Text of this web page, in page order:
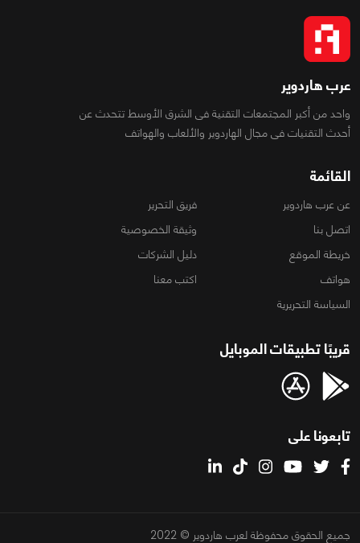
عرب هاردوير
واحد من أكبر المجتمعات التقنية فى الشرق الأوسط تتحدث عن
أحدث التقنيات فى مجال الهاردوير والألعاب والهواتف
القائمة
عن عرب هاردوير
فريق التحرير
اتصل بنا
وثيقة الخصوصية
خريطة الموقع
دليل الشركات
هواتف
اكتب معنا
السياسة التحريرية
قريبًا تطبيقات الموبايل
تابعونا على
جميع الحقوق محفوظة لعرب هاردوير © 2022